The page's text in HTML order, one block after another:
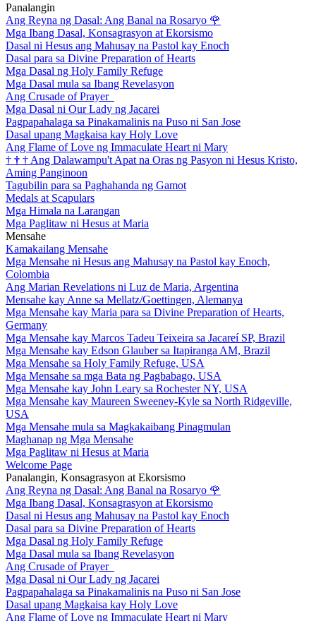
Panalangin
Ang Reyna ng Dasal: Ang Banal na Rosaryo 🌹
Mga Ibang Dasal, Konsagrasyon at Ekorsismo
Dasal ni Hesus ang Mahusay na Pastol kay Enoch
Dasal para sa Divine Preparation of Hearts
Mga Dasal ng Holy Family Refuge
Mga Dasal mula sa Ibang Revelasyon
Ang Crusade of Prayer
Mga Dasal ni Our Lady ng Jacarei
Pagpapahalaga sa Pinakamalinis na Puso ni San Jose
Dasal upang Magkaisa kay Holy Love
Ang Flame of Love ng Immaculate Heart ni Mary
† † † Ang Dalawampu't Apat na Oras ng Pasyon ni Hesus Kristo,
Aming Panginoon
Tagubilin para sa Paghahanda ng Gamot
Medals at Scapulars
Mga Himala na Larangan
Mga Paglitaw ni Hesus at Maria
Mensahe
Kamakailang Mensahe
Mga Mensahe ni Hesus ang Mahusay na Pastol kay Enoch,
Colombia
Ang Marian Revelations ni Luz de Maria, Argentina
Mensahe kay Anne sa Mellatz/Goettingen, Alemanya
Mga Mensahe kay Maria para sa Divine Preparation of Hearts,
Germany
Mga Mensahe kay Marcos Tadeu Teixeira sa Jacareí SP, Brazil
Mga Mensahe kay Edson Glauber sa Itapiranga AM, Brazil
Mga Mensahe sa Holy Family Refuge, USA
Mga Mensahe sa mga Bata ng Pagbabago, USA
Mga Mensahe kay John Leary sa Rochester NY, USA
Mga Mensahe kay Maureen Sweeney-Kyle sa North Ridgeville,
USA
Mga Mensahe mula sa Magkakaibang Pinagmulan
Maghanap ng Mga Mensahe
Mga Paglitaw ni Hesus at Maria
Welcome Page
Panalangin, Konsagrasyon at Ekorsismo
Ang Reyna ng Dasal: Ang Banal na Rosaryo 🌹
Mga Ibang Dasal, Konsagrasyon at Ekorsismo
Dasal ni Hesus ang Mahusay na Pastol kay Enoch
Dasal para sa Divine Preparation of Hearts
Mga Dasal ng Holy Family Refuge
Mga Dasal mula sa Ibang Revelasyon
Ang Crusade of Prayer
Mga Dasal ni Our Lady ng Jacarei
Pagpapahalaga sa Pinakamalinis na Puso ni San Jose
Dasal upang Magkaisa kay Holy Love
Ang Flame of Love ng Immaculate Heart ni Mary